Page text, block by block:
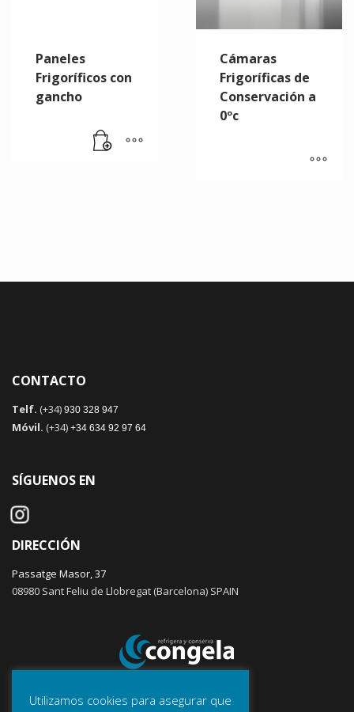
Paneles
Frigoríficos con
gancho
Cámaras
Frigoríficas de
Conservación a
0ºc
CONTACTO
Telf. (+34) 930 328 947
Móvil. (+34) +34 634 92 97 64
SÍGUENOS EN
DIRECCIÓN
Passatge Masor, 37
08980 Sant Feliu de Llobregat (Barcelona) SPAIN
Utilizamos cookies para asegurar que